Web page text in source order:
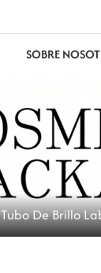
SOBRE
Tubo De Brillo